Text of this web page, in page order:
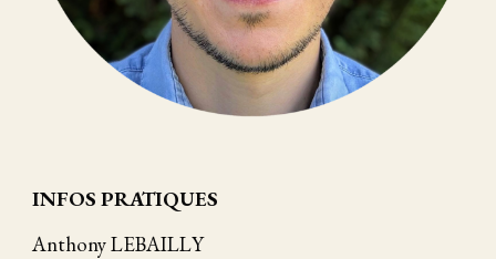
INFOS PRATIQUES
Anthony LEBAILLY